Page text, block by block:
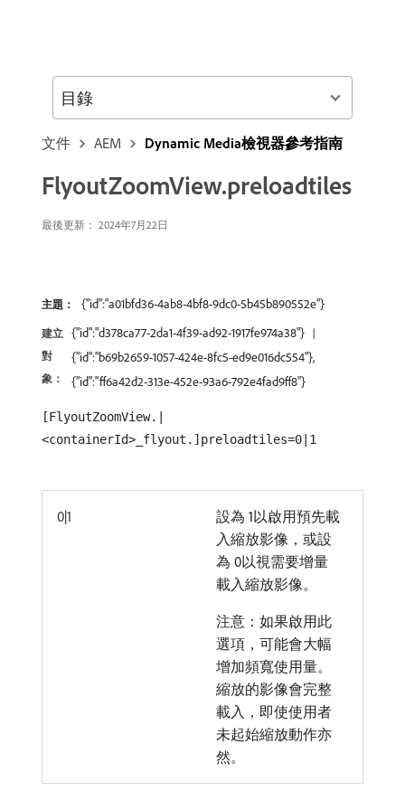
文件 AEM Dynamic Media檢視器參考指南
FlyoutZoomView.preloadtiles
最後更新： 2024年7月22日
主題： {"id":"a01bfd36-4ab8-4bf8-9dc0-5b45b890552e"}
建立
對
象：
{"id":"d378ca77-2da1-4f39-ad92-1917fe974a38"}
{"id":"b69b2659-1057-424e-8fc5-ed9e016dc554"},
{"id":"ff6a42d2-313e-452e-93a6-792e4fad9ff8"}
[FlyoutZoomView.|
<containerId>_flyout.]preloadtiles=0|1
0|1
設為 1以啟用預先載
入縮放影像，或設
為 0以視需要增量
載入縮放影像。
注意：如果啟用此
選項，可能會大幅
增加頻寬使用量。
縮放的影像會完整
載入，即使使用者
未起始縮放動作亦
然。
目錄